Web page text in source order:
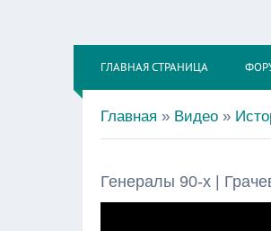
ГЛАВНАЯ СТРАНИЦА
Главная » Видео »
Генералы 90-х |